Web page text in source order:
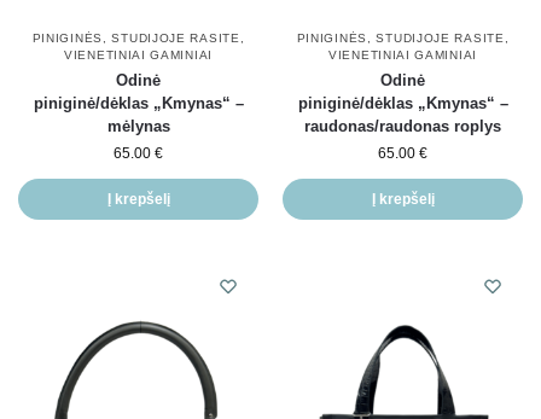
PINIGINĖS ,STUDIJOJE RASITE
VIENETINIAI GAMINIAI
Odinė
piniginė/dėklas „Kmynas“ –
mėlynas
65.00 €
Į krepšelį
PINIGINĖS ,STUDIJOJE RASITE
VIENETINIAI GAMINIAI
Odinė
piniginė/dėklas „Kmynas“ –
raudonas/raudonas roplys
65.00 €
Į krepšelį